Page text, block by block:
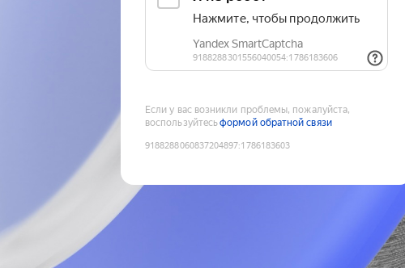
Если у вас возникли проблемы, пожалуйста,
воспользуйтесьформой обратной связи
9188288060837204897:1786183603